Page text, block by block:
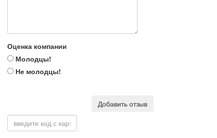
Оценка компании
Молодцы!
Не молодцы!
Добавить отзыв